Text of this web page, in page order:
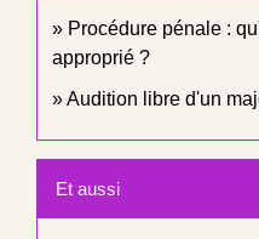
Procédure pénale :
approprié ?
Audition libre d'un
Et aussi